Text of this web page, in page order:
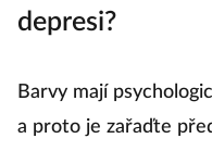
Jaké kombinace
Barvy mají